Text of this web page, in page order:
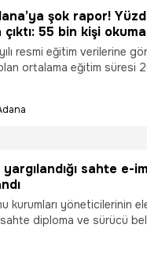
de
üniversiteler yayın sayan
denildi.
şok rapor!
çıktı: 55 bin kişi
resmi eğitim verilerine
olan ortalama eğitim süresi
kentte üniversite
daha gözler önüne serdi.
yargılandığı sahte e-
kurumları yöneticilerinin
diploma ve sürücü